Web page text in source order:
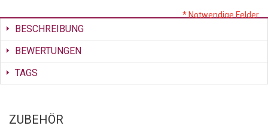
* Notwendige Felder
BESCHREIBUNG
BEWERTUNGEN
TAGS
ZUBEHÖR